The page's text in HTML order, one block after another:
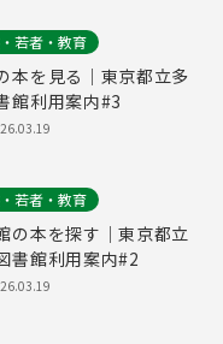
若者・教育
本を見る｜東京都立多
館利用案内#3
若者・教育
の本を探す｜東京都立
書館利用案内#2